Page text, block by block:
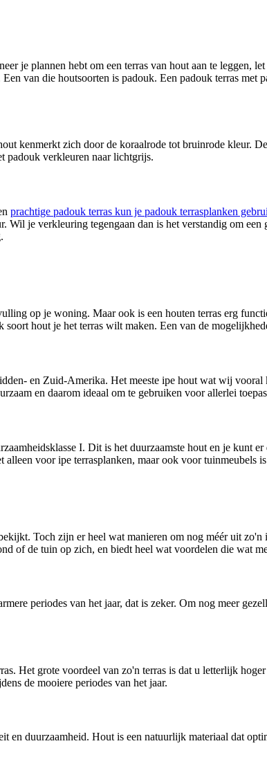
je plannen hebt om een terras van hout aan te leggen,
van die houtsoorten is padouk. Een padouk terras met
kenmerkt zich door de koraalrode tot bruinrode kleur.
padouk verkleuren naar lichtgrijs.
prachtige padouk terras kun je padouk terrasplanken
je verkleuring tegengaan dan is het verstandig om
op je woning. Maar ook is een houten terras erg
hout je het terras wilt maken. Een van de
en Zuid-Amerika. Het meeste ipe hout wat wij
en daarom ideaal om te gebruiken voor allerlei
I. Dit is het duurzaamste hout en je kunt
voor ipe terrasplanken, maar ook voor tuinmeubels
Toch zijn er heel wat manieren om nog méér uit zo'n
of de tuin op zich, en biedt heel wat voordelen die wat
periodes van het jaar, dat is zeker. Om nog meer
Het grote voordeel van zo'n terras is dat u letterlijk
de mooiere periodes van het jaar.
duurzaamheid. Hout is een natuurlijk materiaal dat